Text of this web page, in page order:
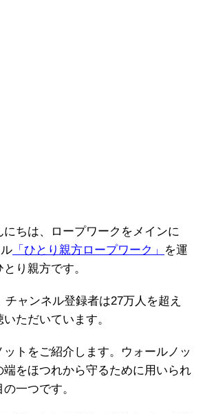
にちは、ロープワークをメインに
「ひとり親方ロープワーク」
を運
り親方です。
チャンネル登録者は27万人を超え
ただいています。
トをご紹介します。ウォールノッ
端をほつれから守るために用いられ
一つです。